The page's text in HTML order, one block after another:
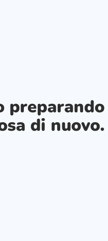
preparando
di nuovo.